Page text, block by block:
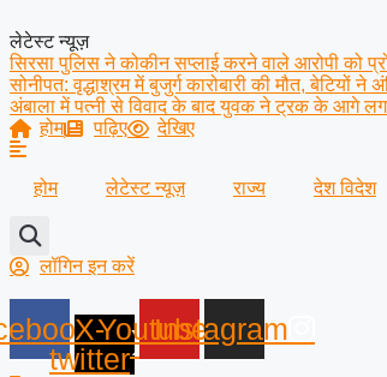
to
content
लेटेस्ट न्यूज़
सिरसा पुलिस ने कोकीन सप्लाई करने वाले आरोपी को
सोनीपत: वृद्धाश्रम में बुजुर्ग कारोबारी की मौत, बेटियों
अंबाला में पत्नी से विवाद के बाद युवक ने ट्रक के आगे
होम
पढ़िए देखिए
होम लेटेस्ट न्यूज़ राज्य देश विदेश
लॉगिन इन करें
X-
twitter
YoutubeInstagram